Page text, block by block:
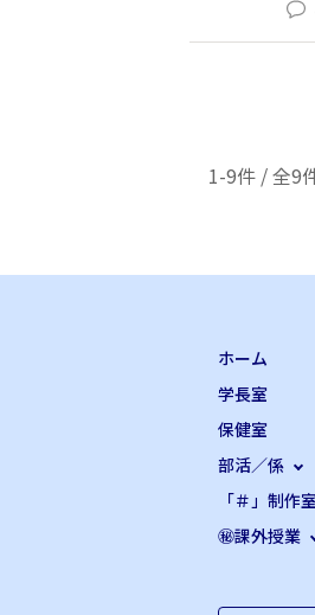
1-9件 / 全9
ホーム
学長室
保健室
部活／係
「＃」制作
㊙課外授業